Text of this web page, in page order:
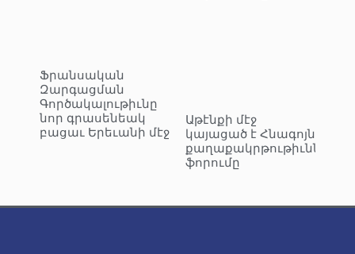
Ֆրանսական
Զարգացման
Գործակալութիւնը
նոր գրասենեակ
բացաւ Երեւանի մէջ
Աթէնքի մէջ
կայացած է Հնագոյն
քաղաքակրթութիւններու
ֆորումը